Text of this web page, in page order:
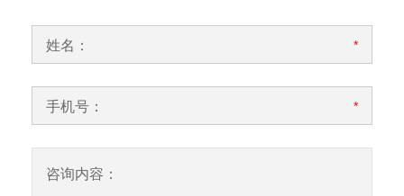
姓名： *
手机号： *
咨询内容：